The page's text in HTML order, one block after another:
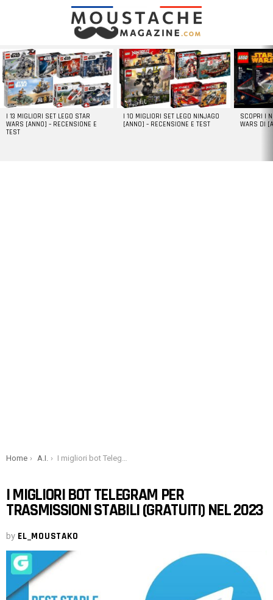
LATEST
STORIES
I 13 MIGLIORI SET LEGO STAR
WARS [ANNO] – RECENSIONE E
TEST
I 10 MIGLIORI SET LEGO NINJAGO
[ANNO] – RECENSIONE E TEST
SCOPRI I
WARS DI
You are here:
Home A.I. I migliori bot Telegram per trasmissioni stabili (gratuiti) nel 2023
I MIGLIORI BOT TELEGRAM PER
TRASMISSIONI STABILI (GRATUITI) NEL 2023
by EL_MOUSTAKO